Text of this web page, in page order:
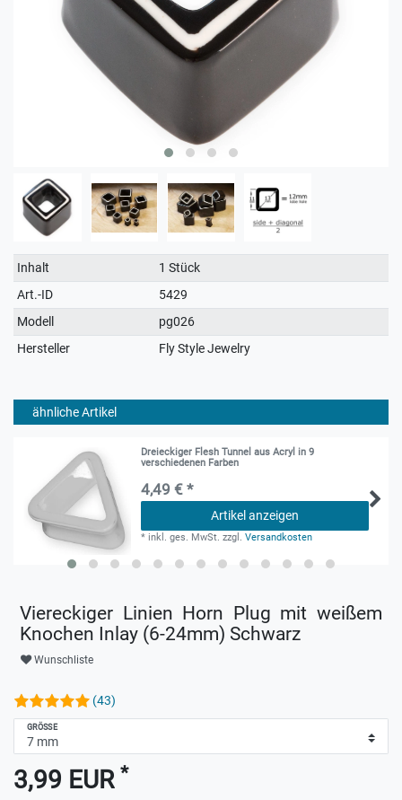
Technisches
Merkmal
Wert
Inhalt
1 Stück
Art.-ID
5429
Modell
pg026
Hersteller
Fly Style Jewelry
ähnliche Artikel
Dreieckiger Flesh Tunnel aus Acryl in 9
verschiedenen Farben
4,49 € *
Artikel anzeigen
* inkl. ges. MwSt. zzgl.Versandkosten
Viereckiger Linien Horn Plug mit weißem
Knochen Inlay (6-24mm) Schwarz
Wunschliste
(43)
GRÖSSE
3,99 EUR *